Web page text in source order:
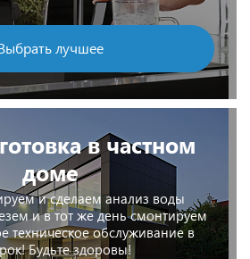
лучшее
в частном
доме
и сделаем анализ воды
и в тот же день смонтируем
техническое обслуживание в
Будьте здоровы!